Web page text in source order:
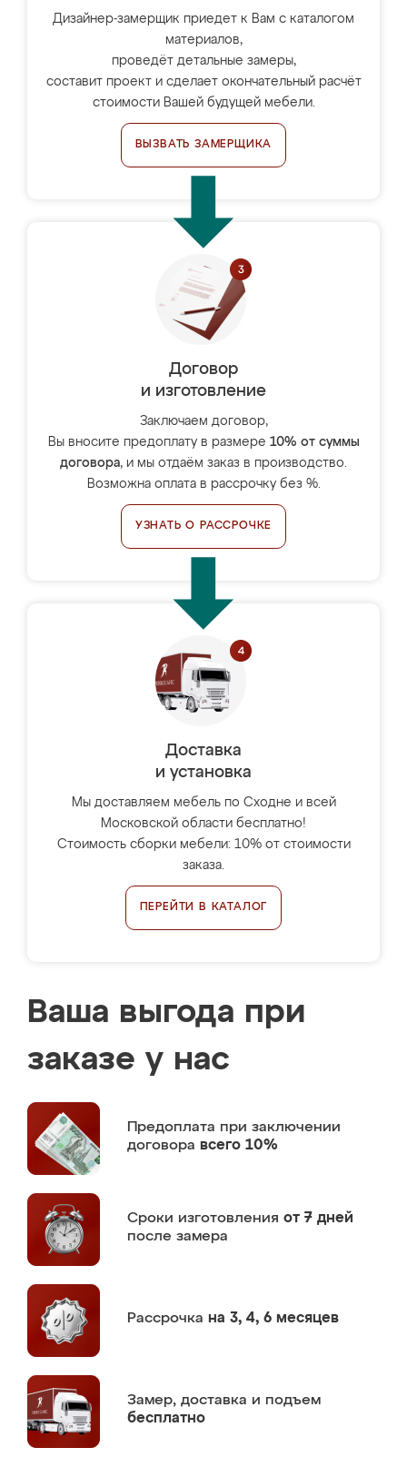
Дизайнер-замерщик приедет к Вам с каталогом
материалов,
проведёт детальные замеры,
составит проект и сделает окончательный расчёт
стоимости Вашей будущей мебели.
ВЫЗВАТЬ ЗАМЕРЩИКА
Договор
и изготовление
Заключаем договор,
Вы вносите предоплату в размере 10% от суммы
договора, и мы отдаём заказ в производство.
Возможна оплата в рассрочку без %.
УЗНАТЬ О РАССРОЧКЕ
Доставка
и установка
Мы доставляем мебель по Сходне и всей
Московской области бесплатно!
Стоимость сборки мебели: 10% от стоимости
заказа.
ПЕРЕЙТИ В КАТАЛОГ
Ваша выгода при
заказе у нас
Предоплата при заключении
договора всего 10%
Сроки изготовления от 7 дней
после замера
Рассрочка на 3, 4, 6 месяцев
Замер, доставка и подъем
бесплатно